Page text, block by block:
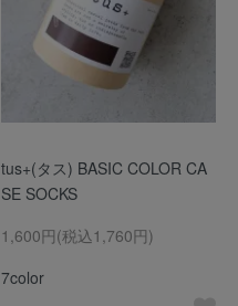
tus+(タス) BASIC COLOR CA
SE SOCKS
1,600円(税込1,760円)
7color